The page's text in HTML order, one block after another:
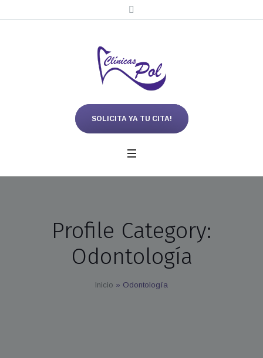
SOLICITA YA TU CITA!
Profile Category:
Odontología
Inicio » Odontología